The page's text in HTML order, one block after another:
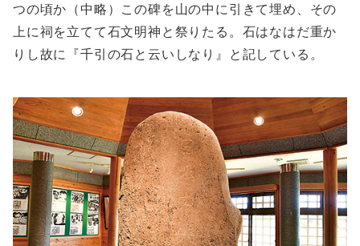
つの頃か（中略）この碑を山の中に引きて埋め、その
上に祠を立てて石文明神と祭りたる。石はなはだ重か
りし故に『千引の石と云いしなり』と記している。